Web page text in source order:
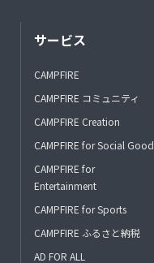
サービス
CAMPFIRE
CAMPFIRE コミュニティ
CAMPFIRE Creation
CAMPFIRE for Social Good
CAMPFIRE for
Entertainment
CAMPFIRE for Sports
CAMPFIRE ふるさと納税
AD FOR ALL